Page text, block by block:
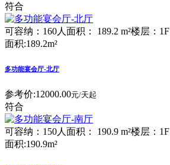
符合
可容纳：160人 面积： 189.2 m²楼层：1F
面积:189.2m²
多功能宴会厅-北厅
参考价:12000.00元/天起
符合
可容纳：150人 面积： 190.9 m²楼层：1F
面积:190.9m²